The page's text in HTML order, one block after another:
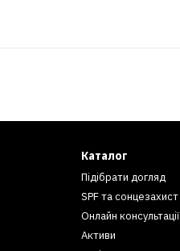
Каталог
Підібрати догляд
SPF та сонцезахист
Онлайн консультації
Активи